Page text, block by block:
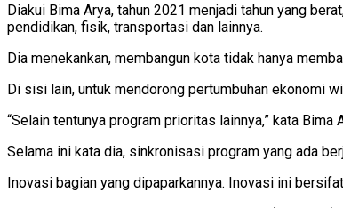
Diakui Bima Arya, tahun 2021 menjadi tahun yang
pendidikan, fisik, transportasi dan lainnya.
Dia menekankan, membangun kota tidak hanya
Di sisi lain, untuk mendorong pertumbuhan ekonomi
“Selain tentunya program prioritas lainnya,” kata Bima
Selama ini kata dia, sinkronisasi program yang ada
Inovasi bagian yang dipaparkannya. Inovasi ini